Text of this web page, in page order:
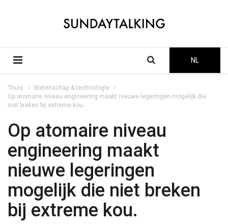
NL
Thuis
Wetenschap & technologie
Op atomaire niveau engineering maakt nieuwe legeringen mogelijk die
niet breken bij extreme kou.
Op atomaire niveau
engineering maakt
nieuwe legeringen
mogelijk die niet breken
bij extreme kou.